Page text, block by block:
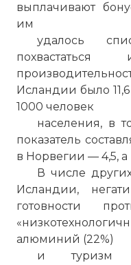
выплачивают
им
удалось
похвастаться
Исландии было
1000 человек
населения, в
показатель
в Норвегии — 4,5,
В числе
Исландии,
готовности
алюминий (22%)
и туризм